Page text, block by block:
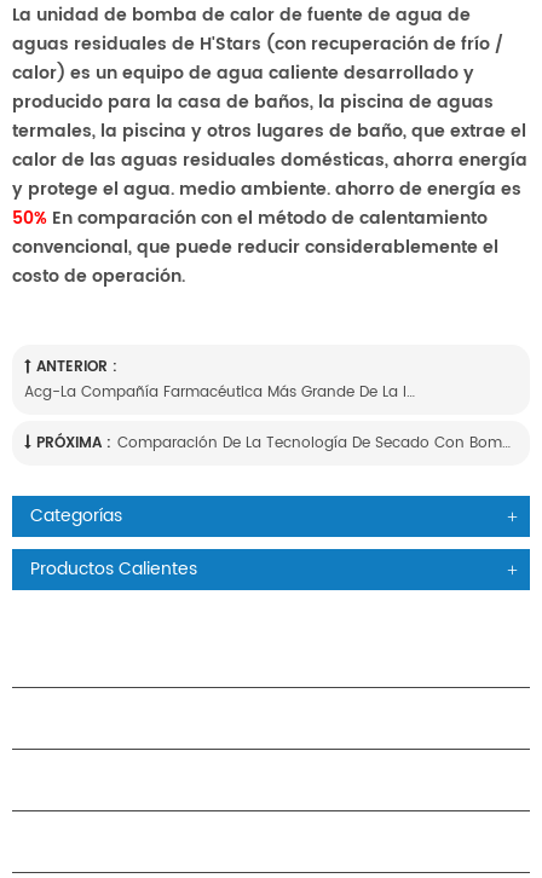
La unidad de bomba de calor de fuente de agua de
aguas residuales de H'Stars (con recuperación de frío /
calor) es un equipo de agua caliente desarrollado y
producido para la casa de baños, la piscina de aguas
termales, la piscina y otros lugares de baño, que extrae el
calor de las aguas residuales domésticas, ahorra energía
y protege el agua. medio ambiente. ahorro de energía es
50% En comparación con el método de calentamiento
convencional, que puede reducir considerablemente el
costo de operación.
ANTERIOR :
Acg-La Compañía Farmacéutica Más Grande De La India Que Visita H.stars
PRÓXIMA : Comparación De La Tecnología De Secado Con Bomba De Calor Y La Tecnología De Secado Tradicional.
Categorías
Productos Calientes